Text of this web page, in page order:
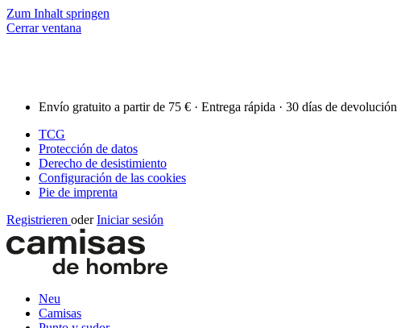
Zum Inhalt springen
Cerrar ventana
Envío gratuito a partir de 75 € · Entrega rápida · 30 días de devolución
TCG
Protección de datos
Derecho de desistimiento
Configuración de las cookies
Pie de imprenta
Registrieren oder Iniciar sesión
Neu
Camisas